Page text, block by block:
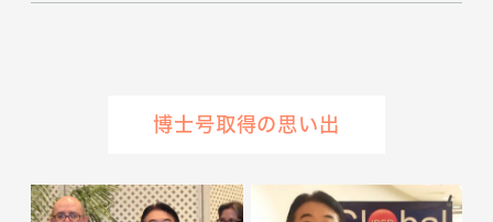
博士号取得の思い出